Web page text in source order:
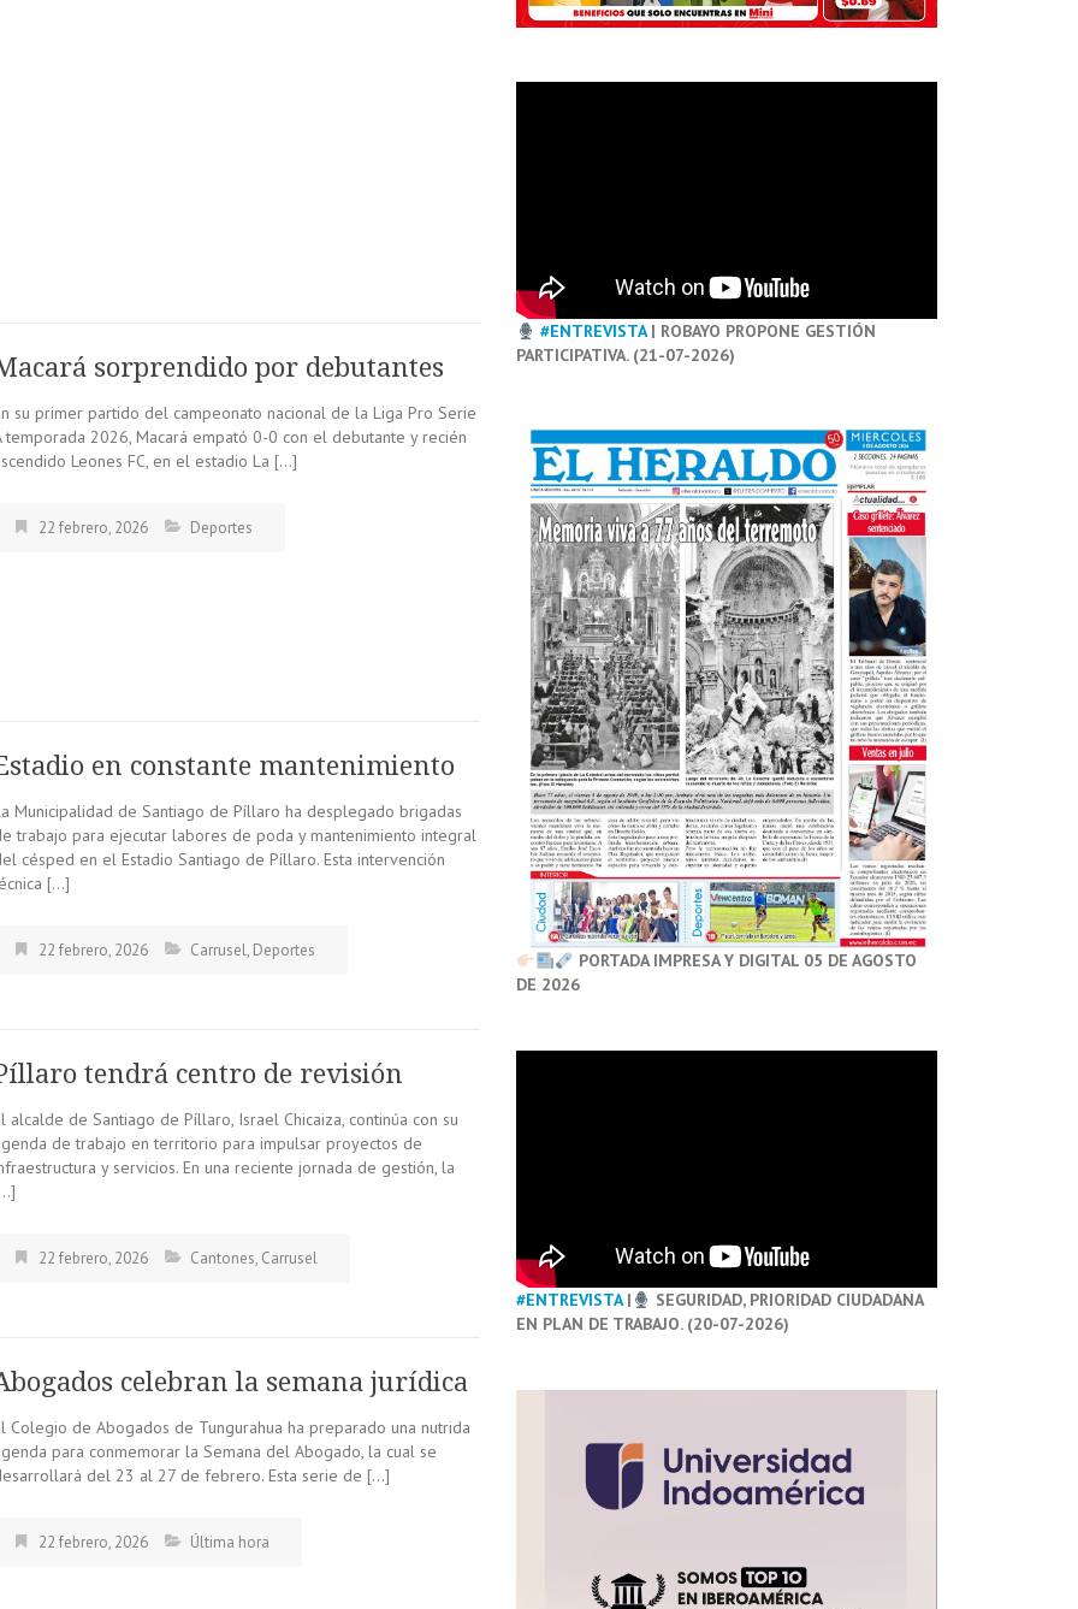
sorprendido por debutantes
su primer partido del campeonato nacional de la Liga Pro Serie
temporada 2026, Macará empató 0-0 con el debutante y recién
Leones FC, en el estadio La […]
22 febrero, 2026 Deportes
en constante mantenimiento
Municipalidad de Santiago de Píllaro ha desplegado brigadas
trabajo para ejecutar labores de poda y mantenimiento integral
césped en el Estadio Santiago de Píllaro. Esta intervención
[…]
22 febrero, 2026 Carrusel, Deportes
tendrá centro de revisión
alcalde de Santiago de Píllaro, Israel Chicaiza, continúa con su
de trabajo en territorio para impulsar proyectos de
y servicios. En una reciente jornada de gestión, la
22 febrero, 2026 Cantones, Carrusel
celebran la semana jurídica
Colegio de Abogados de Tungurahua ha preparado una nutrida
para conmemorar la Semana del Abogado, la cual se
del 23 al 27 de febrero. Esta serie de […]
22 febrero, 2026 Última hora
#ENTREVISTA| ROBAYO PROPONE GESTIÓN
PARTICIPATIVA. (21-07-2026)
PORTADA IMPRESA Y DIGITAL 05 DE AGOSTO
DE 2026
#ENTREVISTA|
SEGURIDAD, PRIORIDAD CIUDADANA
EN PLAN DE TRABAJO. (20-07-2026)